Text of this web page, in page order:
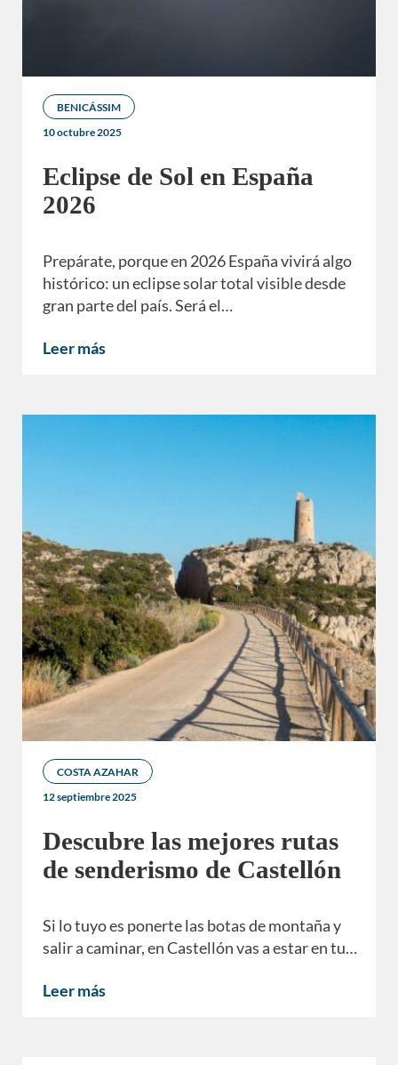
BENICÁSSIM
10 octubre 2025
Eclipse de Sol en España
2026
Prepárate, porque en 2026 España vivirá algo
histórico: un eclipse solar total visible desde
gran parte del país. Será el…
Leer más
COSTA AZAHAR
12 septiembre 2025
Descubre las mejores rutas
de senderismo de Castellón
Si lo tuyo es ponerte las botas de montaña y
salir a caminar, en Castellón vas a estar en tu…
Leer más